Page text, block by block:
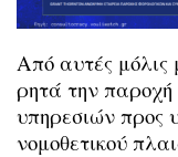
Από αυτές μόλις
ρητά την παροχή
υπηρεσιών προς
νομοθετικού